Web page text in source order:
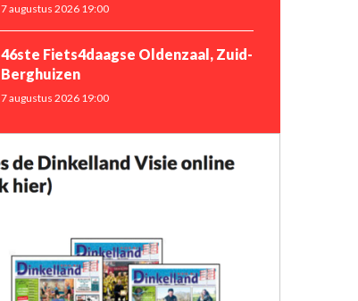
7 augustus 2026 19:00
46ste Fiets4daagse Oldenzaal, Zuid-
Berghuizen
7 augustus 2026 19:00